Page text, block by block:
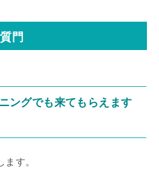
門
ングでも来てもらえます
す。